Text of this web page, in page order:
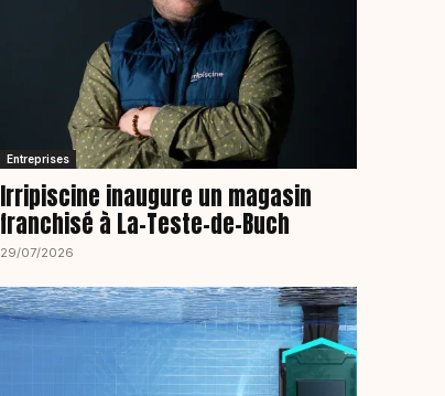
Entreprises
Irripiscine inaugure un magasin
franchisé à La-Teste-de-Buch
29/07/2026